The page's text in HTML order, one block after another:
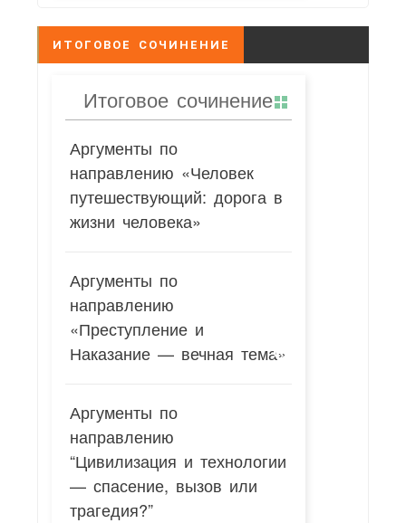
ИТОГОВОЕ СОЧИНЕНИЕ
Итоговое сочинение
Аргументы по
направлению «Человек
путешествующий: дорога в
жизни человека»
Аргументы по
направлению
«Преступление и
Наказание — вечная тема»
Аргументы по
направлению
“Цивилизация и технологии
— спасение, вызов или
трагедия?”